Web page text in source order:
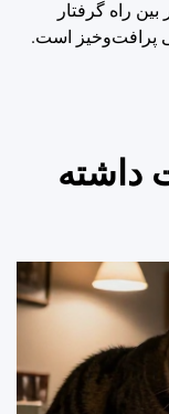
راه گرفتار
پرافت‌وخیز است.